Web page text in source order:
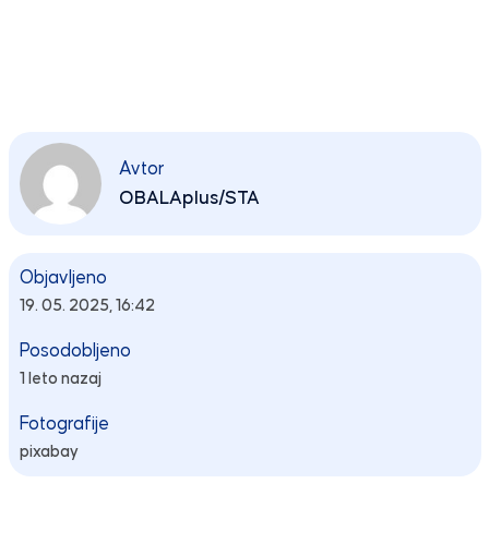
Avtor
OBALAplus/STA
Objavljeno
19. 05. 2025, 16:42
Posodobljeno
1 leto nazaj
Fotografije
pixabay